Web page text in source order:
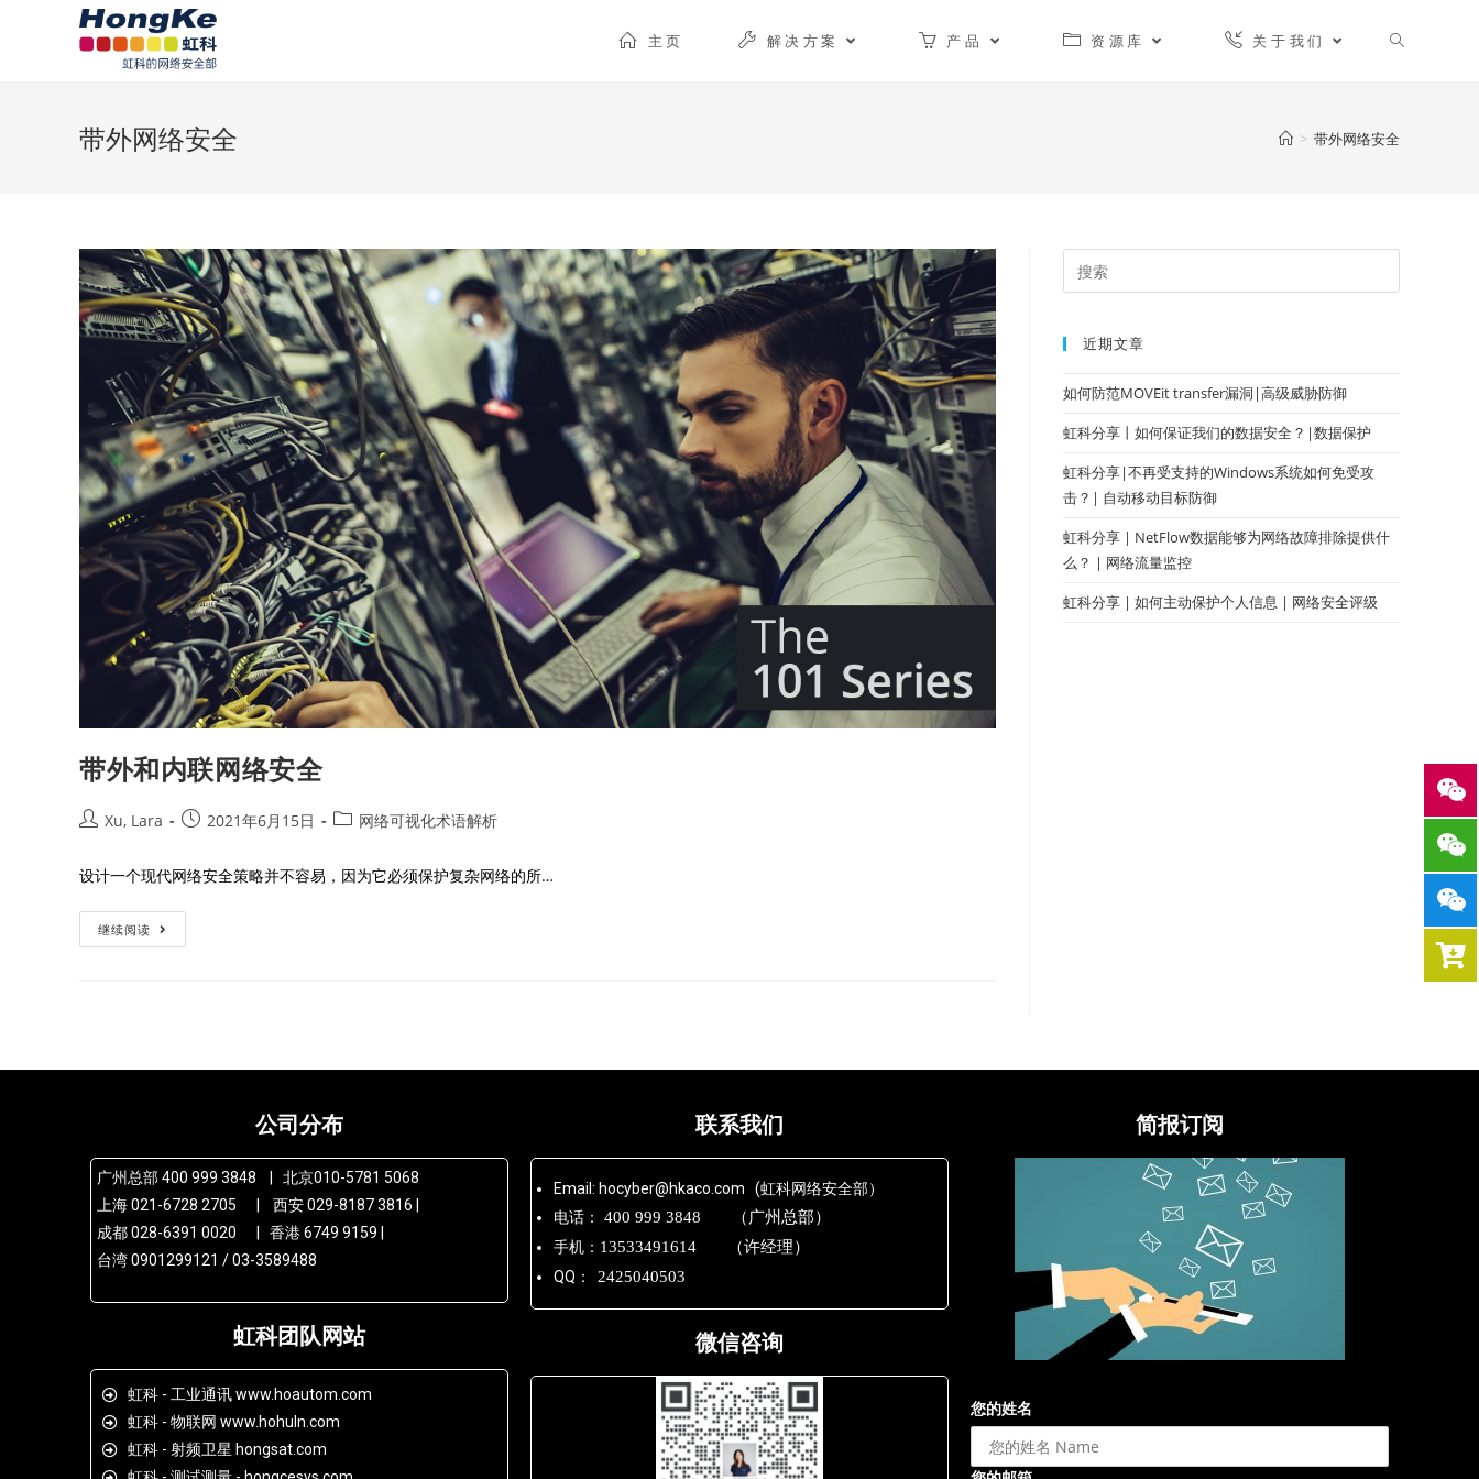
主页 解决方案 产品 资源库 关于我们
带外网络安全 > 带外网络安全
带外和内联网络安全
Xu, Lara 2021年6月15日 网络可视化术语解析
设计一个现代网络安全策略并不容易，因为它必须保护复杂网络的所…
继续阅读
近期文章
如何防范MOVEit transfer漏洞|高级威胁防御
虹科分享丨如何保证我们的数据安全？|数据保护
虹科分享|不再受支持的Windows系统如何免受攻
击？| 自动移动目标防御
虹科分享 | NetFlow数据能够为网络故障排除提供什
么？ | 网络流量监控
虹科分享 | 如何主动保护个人信息 | 网络安全评级
公司分布
广州总部 400 999 3848 | 北京010-5781 5068
上海 021-6728 2705 | 西安 029-8187 3816 |
成都 028-6391 0020 | 香港 6749 9159 |
台湾 0901299121 / 03-3589488
虹科团队网站
虹科 - 工业通讯 www.hoautom.com
虹科 - 物联网 www.hohuln.com
虹科 - 射频卫星 hongsat.com
联系我们
Email: hocyber@hkaco.com (虹科网络安全部）
电话：
400 999 3848 （广州总部）
手机： 13533491614 （许经理）
QQ： 2425040503
微信咨询
简报订阅
您的姓名